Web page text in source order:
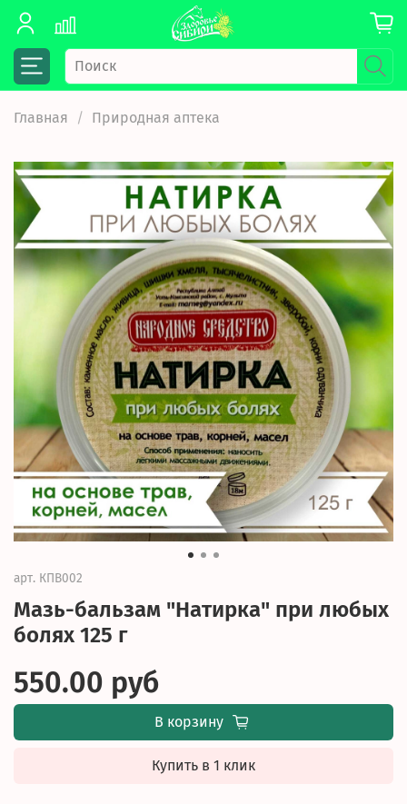
Главная Природная аптека
арт. КПВ002
Мазь-бальзам "Натирка" при любых
болях 125 г
550.00 руб
В корзину
Купить в 1 клик